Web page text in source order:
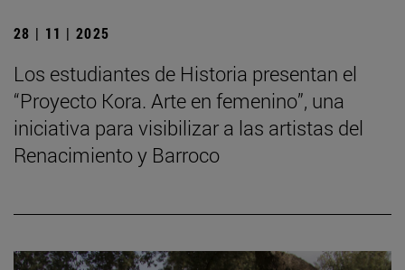
28 | 11 | 2025
Los estudiantes de Historia presentan el
“Proyecto Kora. Arte en femenino”, una
iniciativa para visibilizar a las artistas del
Renacimiento y Barroco